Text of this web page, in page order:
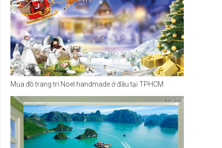
Mua đồ trang trí Noel handmade ở đâu tại TPHCM